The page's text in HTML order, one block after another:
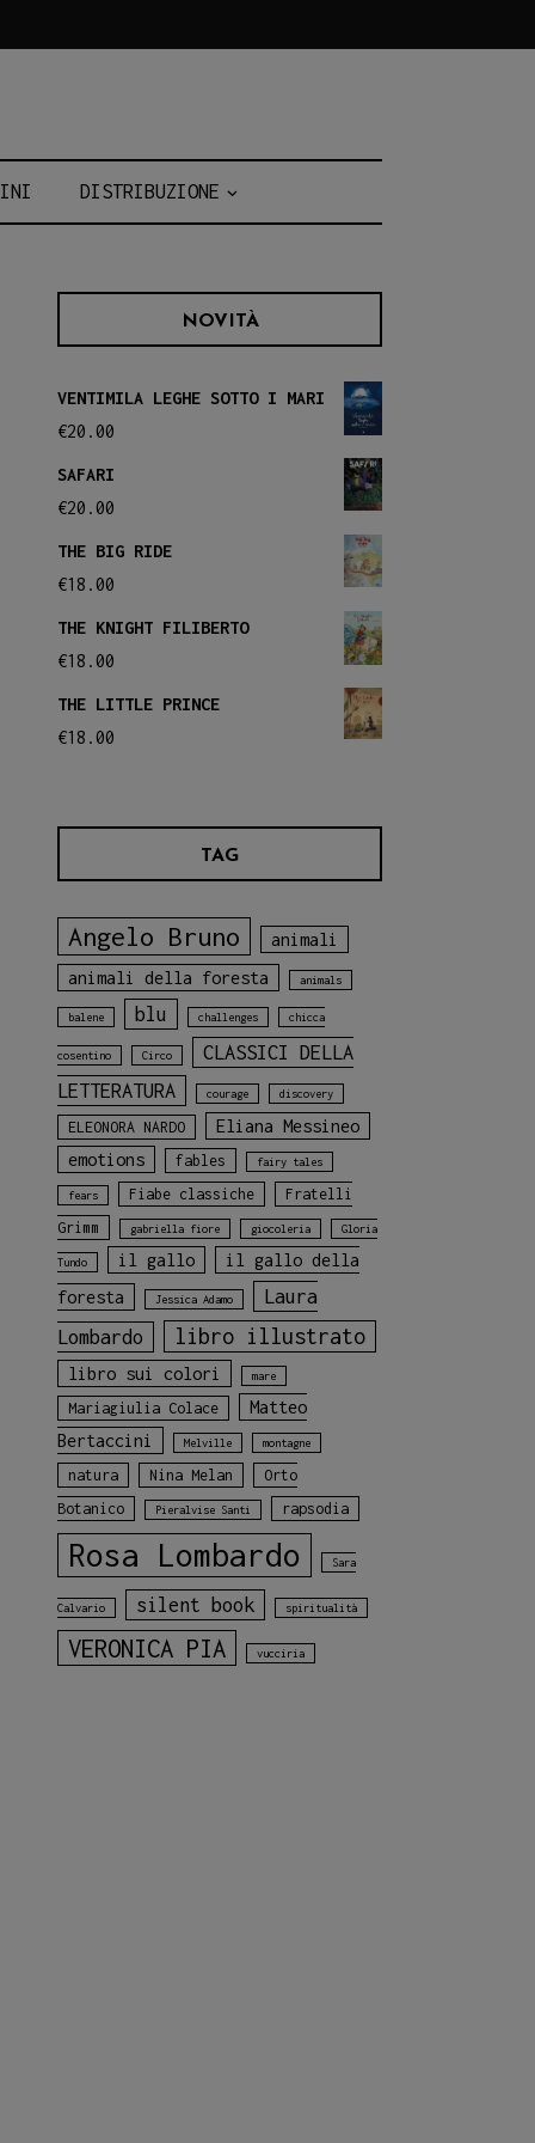
DISTRIBUZIONE
NOVITÀ
VENTIMILA LEGHE SOTTO I MARI
€20.00
SAFARI
€20.00
THE BIG RIDE
€18.00
THE KNIGHT FILIBERTO
€18.00
THE LITTLE PRINCE
€18.00
TAG
Angelo Bruno
animali
animali della foresta
animals
balene blu challenges chicca
cosentino Circo
CLASSICI DELLA
LETTERATURA
courage discovery
ELEONORA NARDO
Eliana Messineo
emotions
fables fairy tales
fears Fiabe classiche
Fratelli
Grimm
gabriella fiore giocoleria Gloria
Tundo il gallo
il gallo della
foresta
Jessica Adamo
Laura
Lombardo
libro illustrato
libro sui colori mare
Mariagiulia Colace
Matteo
Bertaccini
Melville montagne
natura Nina Melan
Orto
Botanico
Pieralvise Santi rapsodia
Rosa Lombardo Sara
Calvario silent book spiritualità
VERONICA PIA vucciria